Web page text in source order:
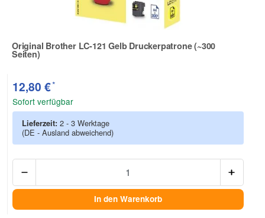
Original Brother LC-121 Gelb Druckerpatrone (~300
Seiten)
Zur Artikelbewertung
12,80 €*
Sofort verfügbar
Lieferzeit: 2 - 3 Werktage
(DE - Ausland abweichend)
In den Warenkorb